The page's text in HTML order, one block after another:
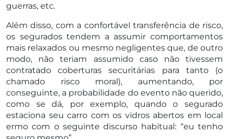
guerras, etc.
Além disso, com a confortável transferência de risco,
os segurados tendem a assumir comportamentos
mais relaxados ou mesmo negligentes que, de outro
modo, não teriam assumido caso não tivessem
contratado coberturas securitárias para tanto (o
chamado risco moral), aumentando, por
conseguinte, a probabilidade do evento não querido,
como se dá, por exemplo, quando o segurado
estaciona seu carro com os vidros abertos em local
ermo com o seguinte discurso habitual: “eu tenho